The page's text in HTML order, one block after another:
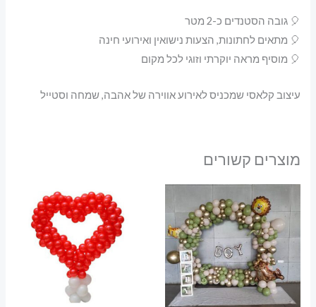
🎈 גובה הסטנדים כ-2 מטר
🎈 מתאים לחתונות, הצעות נישואין ואירועי חינה
🎈 מוסיף מראה יוקרתי וזוגי לכל מקום
עיצוב קלאסי שמכניס לאירוע אווירה של אהבה, שמחה וסטייל
מוצרים קשורים